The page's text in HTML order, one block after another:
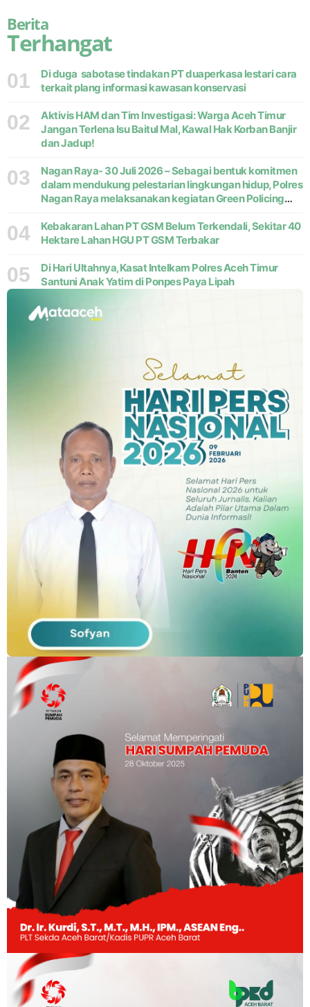
Berita
Terhangat
01
Di duga sabotase tindakan PT duaperkasa lestari cara
terkait plang informasi kawasan konservasi
02
Aktivis HAM dan Tim Investigasi: Warga Aceh Timur
Jangan Terlena Isu Baitul Mal, Kawal Hak Korban Banjir
dan Jadup!
03
Nagan Raya- 30 Juli 2026 – Sebagai bentuk komitmen
dalam mendukung pelestarian lingkungan hidup, Polres
Nagan Raya melaksanakan kegiatan Green Policing
Kecamatan Beutong, Kabupaten
04
Kebakaran Lahan PT GSM Belum Terkendali, Sekitar 40
Hektare Lahan HGU PT GSM Terbakar
05
Di Hari Ultahnya,Kasat Intelkam Polres Aceh Timur
Santuni Anak Yatim di Ponpes Paya Lipah